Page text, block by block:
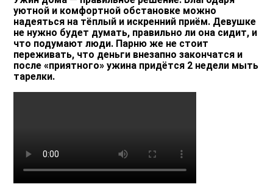
уютной и комфортной обстановке можно
надеяться на тёплый и искренний приём. Девушке
не нужно будет думать, правильно ли она сидит, и
что подумают люди. Парню же не стоит
переживать, что деньги внезапно закончатся и
после «приятного» ужина придётся 2 недели мыть
тарелки.